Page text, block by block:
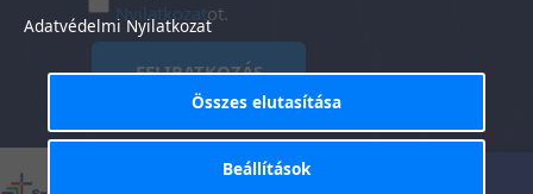
Nyilatkozatot.
FELIRATKOZÁS
Adatvédelmi Nyilatkozat
Összes elutasítása
Beállítások